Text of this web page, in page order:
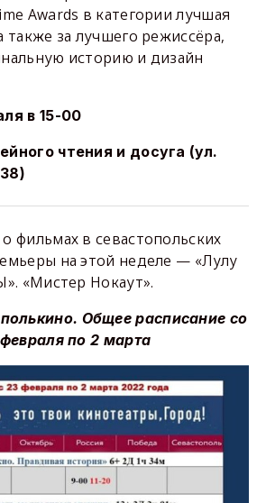
Awards в категории лучшая
также за лучшего режиссёра,
историю и дизайн
в 15-00
чтения и досуга (ул.
фильмах в севастопольских
на этой неделе — «Лулу
«Мистер Нокаут».
Общее расписание со
по 2 марта